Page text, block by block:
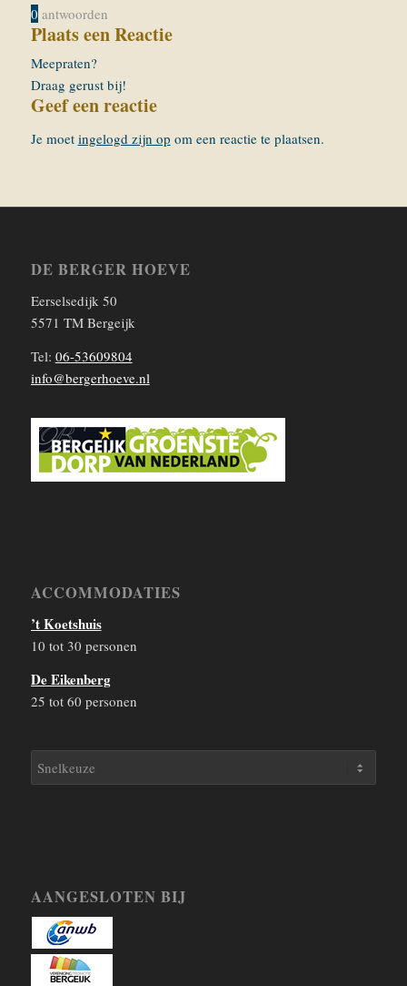
0 antwoorden
Plaats een Reactie
Meepraten?
Draag gerust bij!
Geef een reactie
Je moet ingelogd zijn op om een reactie te plaatsen.
DE BERGER HOEVE
Eerselsedijk 50
5571 TM Bergeijk
Tel: 06-53609804
info@bergerhoeve.nl
ACCOMMODATIES
’t Koetshuis
10 tot 30 personen
De Eikenberg
25 tot 60 personen
AANGESLOTEN BIJ